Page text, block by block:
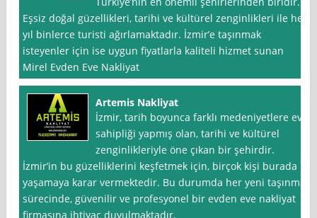
Eşsiz doğal güzellikleri, tarihi ve kültürel zenginlikleri ile her
yıl binlerce turisti ağırlamaktadır. İzmir’e taşınmak
isteyenler için ise uygun fiyatlarla kaliteli hizmet sunan
Mirel Evden Eve Nakliyat
Artemis Nakliyat
İzmir, tarih boyunca farklı medeniyetlere ev
sahipliği yapmış olan, tarihi ve kültürel
zenginlikleriyle öne çıkan bir şehirdir.
İzmir’in bu güzelliklerini keşfetmek için, birçok kişi burada
yaşamaya karar vermektedir. Bu durumda her yeni taşınma
sürecinde, güvenilir ve profesyonel bir evden eve nakliyat
firmasına ihtiyaç duyulmaktadır.